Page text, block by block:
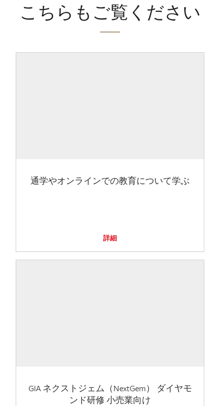
こちらもご覧ください
通学やオンラインでの教育について学ぶ
詳細
GIA ネクストジェム（NextGem） ダイヤモ
ンド研修 小売業向け